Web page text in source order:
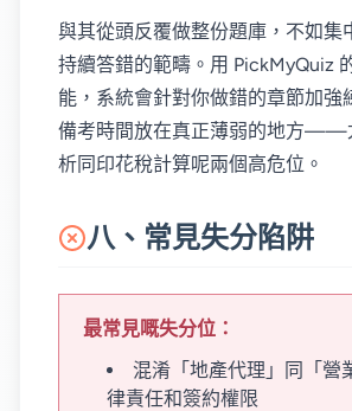
與其從頭反覆做整份題庫，不如集
持續答錯的範疇。用 PickMyQuiz
能，系統會針對你做錯的章節加強
備考時間放在真正薄弱的地方——
析同印花稅計算呢兩個高危位。
八、常見失分陷阱
最常見嘅失分位：
混淆「地產代理」同「營
律責任和簽約權限